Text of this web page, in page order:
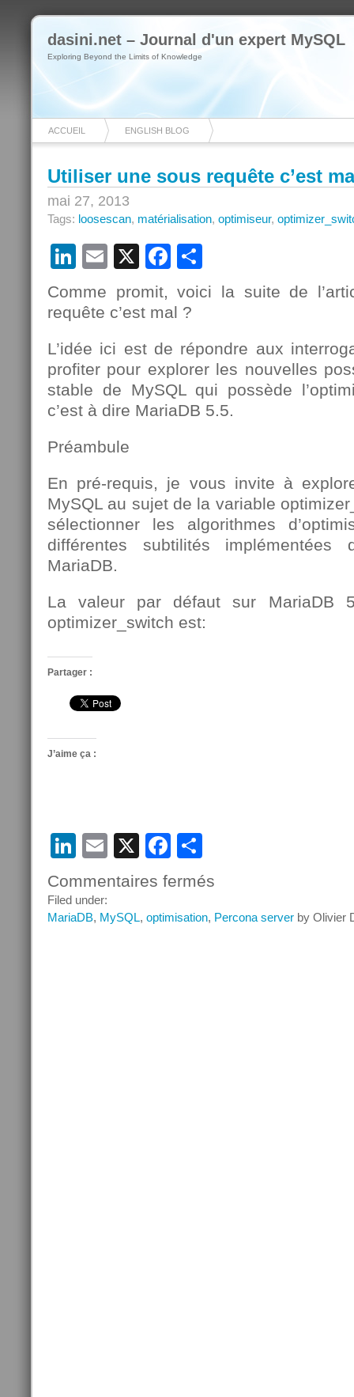
dasini.net – Journal d'un expert MySQL
Exploring Beyond the Limits of Knowledge
ACCUEIL ENGLISH BLOG
Utiliser une sous requête c’est
mai 27, 2013
Tags: loosescan, matérialisation, optimiseur,
LinkedIn
Email
X Facebook
Comme promit, voici la suite de
requête c’est mal ?
L’idée ici est de répondre aux
profiter pour explorer les nouvelles
stable de MySQL qui possède
c’est à dire MariaDB 5.5.
Préambule
En pré-requis, je vous invite à
MySQL au sujet de la variable
sélectionner les algorithmes
différentes subtilités implémentées
MariaDB.
La valeur par défaut sur MariaDB
optimizer_switch est:
Partager :
J’aime ça :
LinkedIn
Email
X Facebook
Commentaires fermés
une
Filed under:
MariaDB, MySQL, optimisation, Percona server by Olivier